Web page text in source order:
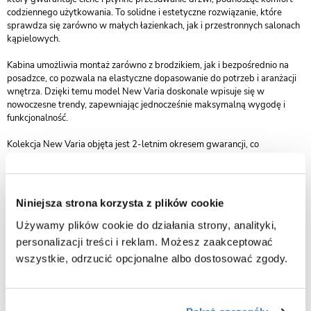
Niniejsza strona korzysta z plików cookie
Używamy plików cookie do działania strony, analityki,
personalizacji treści i reklam. Możesz zaakceptować
wszystkie, odrzucić opcjonalne albo dostosować zgody.
codziennego użytkowania. To solidne i estetyczne rozwiązanie, które
sprawdza się zarówno w małych łazienkach, jak i przestronnych salonach
kąpielowych.
Kabina umożliwia montaż zarówno z brodzikiem, jak i bezpośrednio na
posadzce, co pozwala na elastyczne dopasowanie do potrzeb i aranżacji
wnętrza. Dzięki temu model New Varia doskonale wpisuje się w
nowoczesne trendy, zapewniając jednocześnie maksymalną wygodę i
funkcjonalność.
Kolekcja New Varia objęta jest 2-letnim okresem gwarancji, co
materiałów. To idealne rozwiązanie dla osób poszukujących kabiny, która
Charakterystyka kabiny prysznicowej Varia 80x90x200 cm wykończenie
chrom :
kabina uniwersalna (lewa/prawa)
wymiary: 80 x 90 cm
wysokość 200 cm
do kompletowania z brodzikiem lub bez - możliwy montaż na